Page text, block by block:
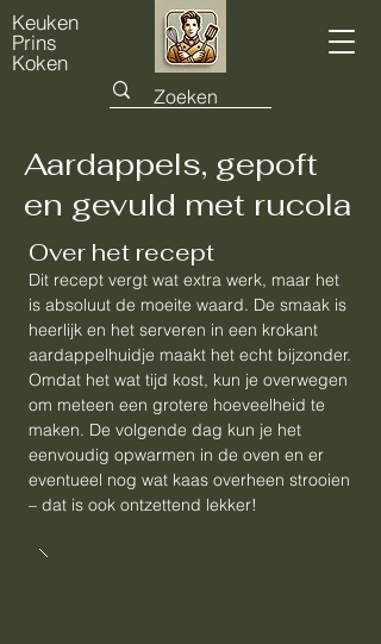
Keuken
Prins
Koken
Aardappels, gepoft
en gevuld met rucola
Over het recept
Dit recept vergt wat extra werk, maar het
is absoluut de moeite waard. De smaak is
heerlijk en het serveren in een krokant
aardappelhuidje maakt het echt bijzonder.
Omdat het wat tijd kost, kun je overwegen
om meteen een grotere hoeveelheid te
maken. De volgende dag kun je het
eenvoudig opwarmen in de oven en er
eventueel nog wat kaas overheen strooien
– dat is ook ontzettend lekker!